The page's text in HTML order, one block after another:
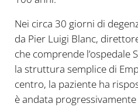
Nei circa 30 giorni di
da Pier Luigi Blanc,
che comprende l’ospedale
la struttura semplice di
centro, la paziente ha
è andata